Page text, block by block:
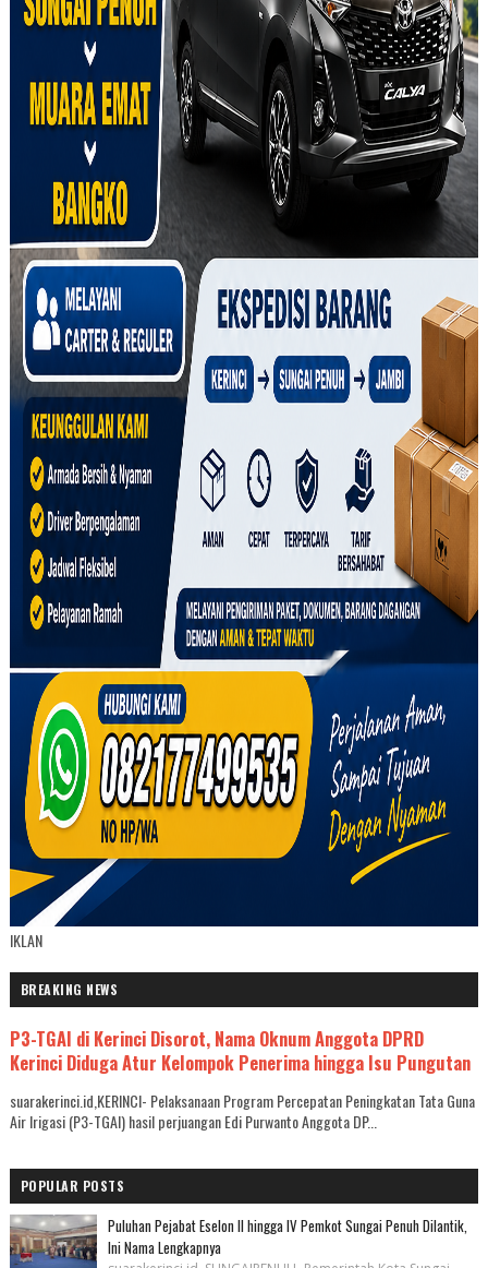
IKLAN
BREAKING NEWS
P3-TGAI di Kerinci Disorot, Nama Oknum Anggota DPRD
Kerinci Diduga Atur Kelompok Penerima hingga Isu Pungutan
suarakerinci.id,KERINCI- Pelaksanaan Program Percepatan Peningkatan Tata Guna
Air Irigasi (P3-TGAI) hasil perjuangan Edi Purwanto Anggota DP...
POPULAR POSTS
Puluhan Pejabat Eselon II hingga IV Pemkot Sungai Penuh Dilantik,
Ini Nama Lengkapnya